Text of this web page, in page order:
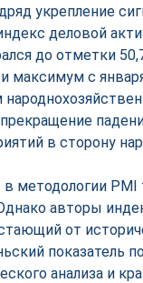
укрепление
деловой
до отметки
с
в сторону
методологии PMI
авторы
от
показатель
анализа и